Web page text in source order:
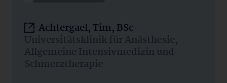
Achtergael, Tim, BSc
Universitätsklinik für Anästhesie,
Allgemeine Intensivmedizin und
Schmerztherapie